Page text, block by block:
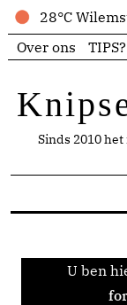
28°C
Over ons
TIPS?
Sinds 2010
U ben